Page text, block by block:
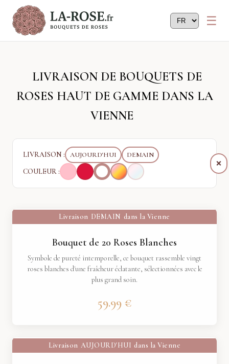
LIVRAISON DE BOUQUETS DE
ROSES HAUT DE GAMME DANS LA
VIENNE
❌
LIVRAISON : AUJOURD'HUI DEMAIN
COULEUR :
Livraison DEMAIN dans la Vienne
Bouquet de 20 Roses Blanches
Symbole de pureté intemporelle, ce bouquet rassemble vingt
roses blanches d'une fraîcheur éclatante, sélectionnées avec le
plus grand soin.
59.99 €
Livraison AUJOURD'HUI dans la Vienne
Panneau de gestion des cookies